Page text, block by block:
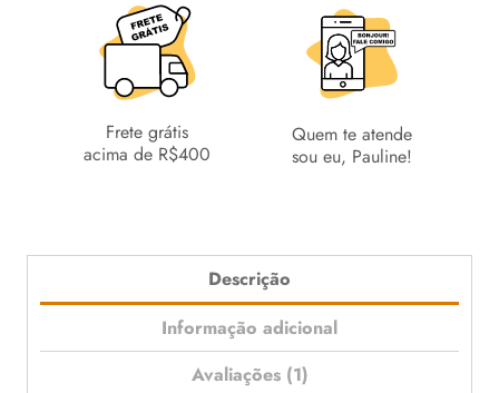
Frete grátis
acima de R$400
Quem te atende
sou eu, Pauline!
Descrição
Informação adicional
Avaliações (1)